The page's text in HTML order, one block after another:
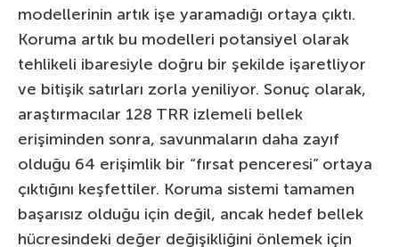
modellerinin artık işe yaramadığı ortaya çıktı.
Koruma artık bu modelleri potansiyel olarak
tehlikeli ibaresiyle doğru bir şekilde işaretliyor
ve bitişik satırları zorla yeniliyor. Sonuç olarak,
araştırmacılar 128 TRR izlemeli bellek
erişiminden sonra, savunmaların daha zayıf
olduğu 64 erişimlik bir “fırsat penceresi” ortaya
çıktığını keşfettiler. Koruma sistemi tamamen
başarısız olduğu için değil, ancak hedef bellek
hücresindeki değer değişikliğini önlemek için